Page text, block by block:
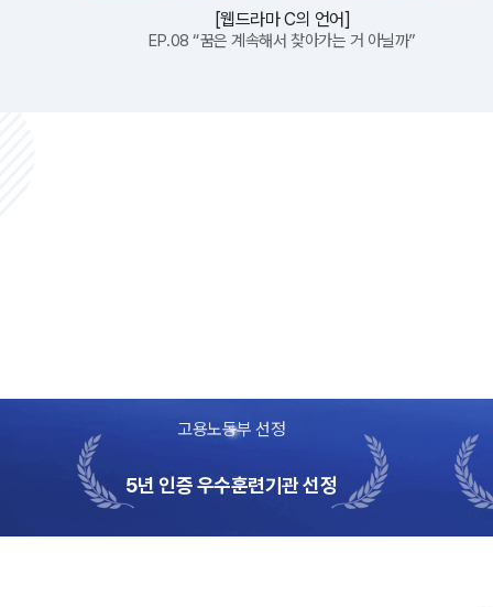
[취린이스토리]
정보보안전문가 비전과 취업은?
[웹드라마 C의 언어]
EP.08 “꿈은 계속해서 찾아가는 거 아닐까”
고용노동부 선정
5년 인증 우수훈련기관 선정